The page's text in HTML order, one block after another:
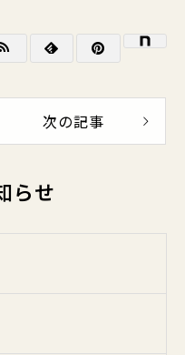
次の記事
らせ